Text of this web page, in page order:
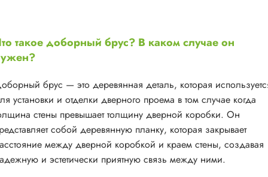
такое доборный брус? В каком случае он
брус — это деревянная деталь, которая
установки и отделки дверного проема в том случае когда
стены превышает толщину дверной коробки. Он
собой деревянную планку, которая закрывает
между дверной коробкой и краем стены, создавая
и эстетически приятную связь между ними.